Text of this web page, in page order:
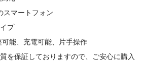
スマートフォン
プ
可能、充電可能、片手操作
を保証しておりますので、ご安心に購入